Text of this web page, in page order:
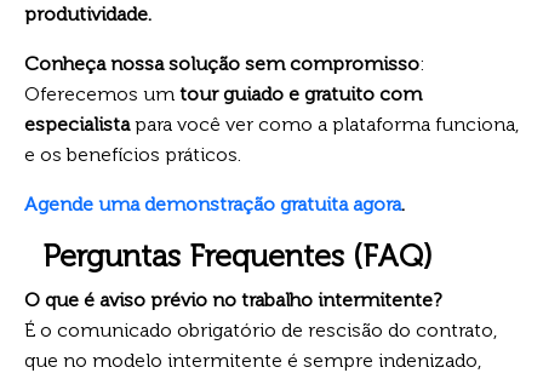
produtividade.
Conheça nossa solução sem compromisso:
Oferecemos um tour guiado e gratuito com
especialistapara você ver como a plataforma funciona,
e os benefícios práticos.
Agende uma demonstração gratuita agora.
Perguntas Frequentes (FAQ)
O que é aviso prévio no trabalho intermitente?
É o comunicado obrigatório de rescisão do contrato,
que no modelo intermitente é sempre indenizado,